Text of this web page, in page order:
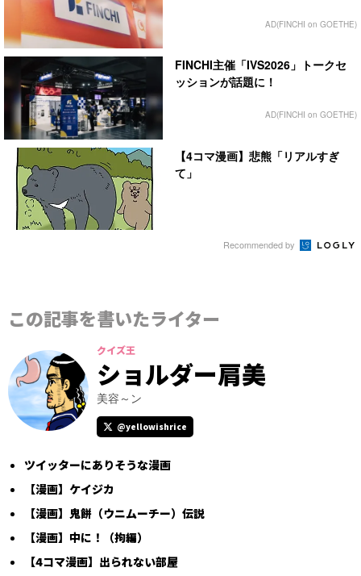
AD(FINCHI on GOETHE)
FINCHI主催「IVS2026」トークセ
ッションが話題に！
AD(FINCHI on GOETHE)
【4コマ漫画】悲熊「リアルすぎ
て」
Recommended by
この記事を書いたライター
クイズ王
ショルダー肩美
美容～ン
@yellowishrice
ツイッターにありそうな漫画
【漫画】ケイジカ
【漫画】鬼餅（ウニムーチー）伝説
【漫画】中に！（拘編）
【4コマ漫画】出られない部屋